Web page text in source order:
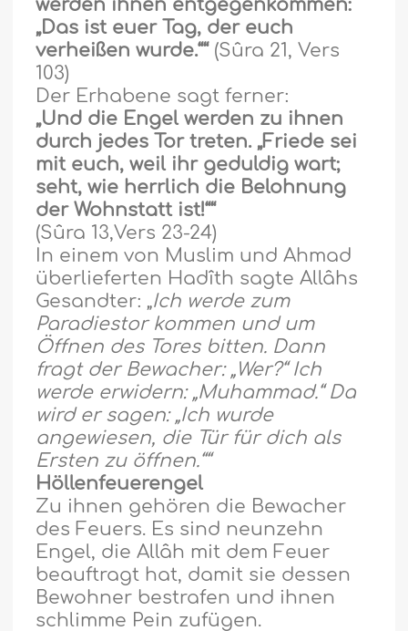
werden ihnen entgegenkommen:
„Das ist euer Tag, der euch
verheißen wurde.““ (Sûra 21, Vers
103)
Der Erhabene sagt ferner:
„Und die Engel werden zu ihnen
durch jedes Tor treten. „Friede sei
mit euch, weil ihr geduldig wart;
seht, wie herrlich die Belohnung
der Wohnstatt ist!““
(Sûra 13,Vers 23-24)
In einem von Muslim und Ahmad
überlieferten Hadîth sagte Allâhs
Gesandter: „Ich werde zum
Paradiestor kommen und um
Öffnen des Tores bitten. Dann
fragt der Bewacher: „Wer?“ Ich
werde erwidern: „Muhammad.“ Da
wird er sagen: „Ich wurde
angewiesen, die Tür für dich als
Ersten zu öffnen.““
Höllenfeuerengel
Zu ihnen gehören die Bewacher
des Feuers. Es sind neunzehn
Engel, die Allâh mit dem Feuer
beauftragt hat, damit sie dessen
Bewohner bestrafen und ihnen
schlimme Pein zufügen.